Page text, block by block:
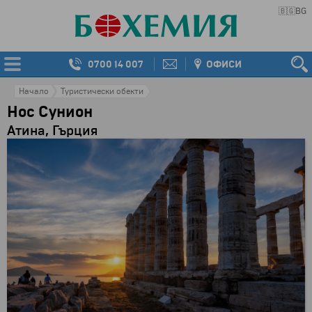
🇧🇬BG
0700 14 007 ОФИСИ
Начало Туристически обекти
Нос Сунион
Атина, Гърция